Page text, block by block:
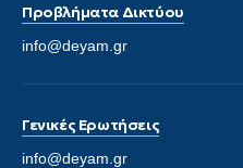
Προβλήματα Δικτύου
info@deyam.gr
Γενικές Ερωτήσεις
info@deyam.gr